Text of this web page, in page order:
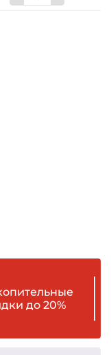
до 20%